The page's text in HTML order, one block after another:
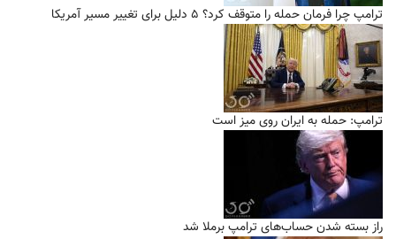
ترامپ چرا فرمان حمله را متوقف کرد؟ ۵ دلیل برای تغییر مسیر آمریکا
ترامپ: حمله به ایران روی میز است
راز بسته شدن حساب‌های ترامپ برملا شد